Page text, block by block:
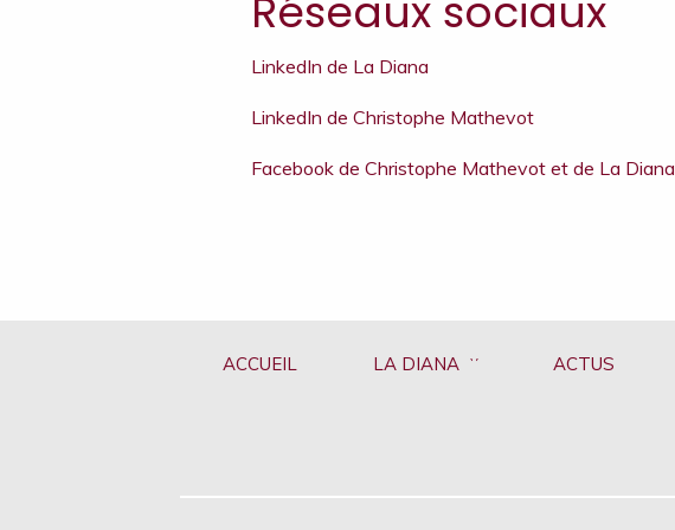
Réseaux sociaux
LinkedIn de La Diana
LinkedIn de Christophe Mathevot
Facebook de Christophe Mathevot et de La Diana
ACCUEIL LA DIANA ACTUS